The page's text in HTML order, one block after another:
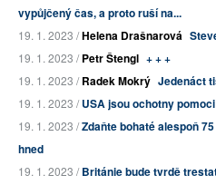
vypůjčený čas, a proto ruší na...
19. 1. 2023 /Helena Drašnarová
19. 1. 2023 /Petr Štengl + + +
19. 1. 2023 /Radek Mokrý Jedenáct
19. 1. 2023 /USA jsou ochotny
19. 1. 2023 /Zdaňte bohaté alespoň
hned
19. 1. 2023 /Británie bude tvrdě